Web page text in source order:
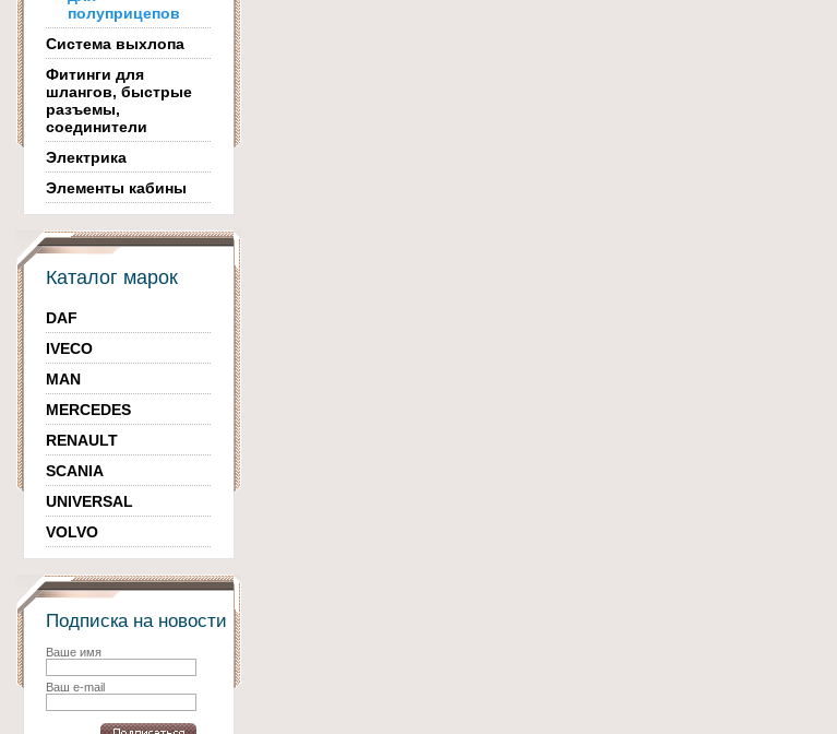
полуприцепов
Система выхлопа
Фитинги для
шлангов, быстрые
разъемы,
соединители
Электрика
Элементы кабины
Каталог марок
DAF
IVECO
MAN
MERCEDES
RENAULT
SCANIA
UNIVERSAL
VOLVO
Подписка на новости
Ваше имя
Ваш e-mail